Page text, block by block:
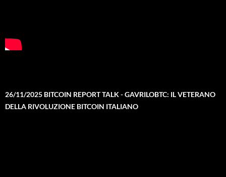
26/11/2025 BITCOIN REPORT TALK - GAVRILOBTC: IL VETERANO
DELLA RIVOLUZIONE BITCOIN ITALIANO